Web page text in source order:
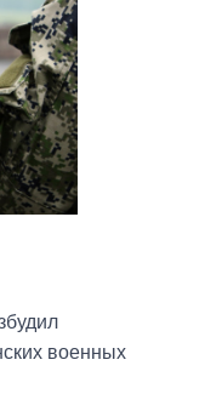
военных